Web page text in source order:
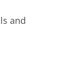
and